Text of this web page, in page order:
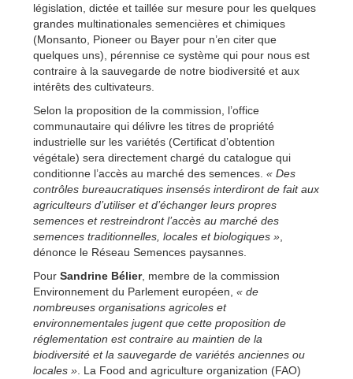
législation, dictée et taillée sur mesure pour les quelques
grandes multinationales semencières et chimiques
(Monsanto, Pioneer ou Bayer pour n’en citer que
quelques uns), pérennise ce système qui pour nous est
contraire à la sauvegarde de notre biodiversité et aux
intérêts des cultivateurs.
Selon la proposition de la commission, l’office
communautaire qui délivre les titres de propriété
industrielle sur les variétés (Certificat d’obtention
végétale) sera directement chargé du catalogue qui
conditionne l’accès au marché des semences. « Des
contrôles bureaucratiques insensés interdiront de fait aux
agriculteurs d’utiliser et d’échanger leurs propres
semences et restreindront l’accès au marché des
semences traditionnelles, locales et biologiques »,
dénonce le Réseau Semences paysannes.
Pour Sandrine Bélier, membre de la commission
Environnement du Parlement européen, « de
nombreuses organisations agricoles et
environnementales jugent que cette proposition de
réglementation est contraire au maintien de la
biodiversité et la sauvegarde de variétés anciennes ou
locales ». La Food and agriculture organization (FAO)